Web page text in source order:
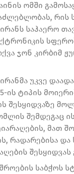
ომში
რის
საჰაერო
ჯონ კირბიმ
უკვე
ის ტიპის
შესყიდვაზე
შემდეგაც
მათ
რადარებისა და
საბჭოს